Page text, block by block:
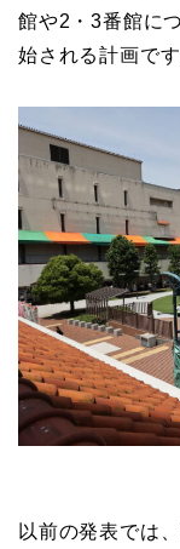
館や2・3番館に
始される計画です
以前の発表では